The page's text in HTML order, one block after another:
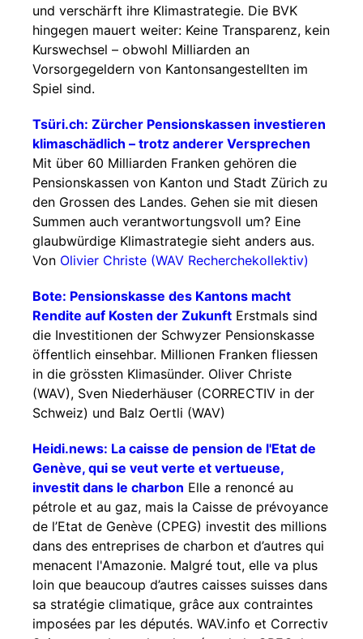
und verschärft ihre Klimastrategie. Die BVK
hingegen mauert weiter: Keine Transparenz, kein
Kurswechsel – obwohl Milliarden an
Vorsorgegeldern von Kantonsangestellten im
Spiel sind.
Tsüri.ch: Zürcher Pensionskassen investieren
klimaschädlich – trotz anderer Versprechen
Mit über 60 Milliarden Franken gehören die
Pensionskassen von Kanton und Stadt Zürich zu
den Grossen des Landes. Gehen sie mit diesen
Summen auch verantwortungsvoll um? Eine
glaubwürdige Klimastrategie sieht anders aus.
Von Olivier Christe (WAV Recherchekollektiv)
Bote: Pensionskasse des Kantons macht
Rendite auf Kosten der Zukunft Erstmals sind
die Investitionen der Schwyzer Pensionskasse
öffentlich einsehbar. Millionen Franken fliessen
in die grössten Klimasünder. Oliver Christe
(WAV), Sven Niederhäuser (CORRECTIV in der
Schweiz) und Balz Oertli (WAV)
Heidi.news: La caisse de pension de l'Etat de
Genève, qui se veut verte et vertueuse,
investit dans le charbon Elle a renoncé au
pétrole et au gaz, mais la Caisse de prévoyance
de l’Etat de Genève (CPEG) investit des millions
dans des entreprises de charbon et d’autres qui
menacent l'Amazonie. Malgré tout, elle va plus
loin que beaucoup d’autres caisses suisses dans
sa stratégie climatique, grâce aux contraintes
imposées par les députés. WAV.info et Correctiv